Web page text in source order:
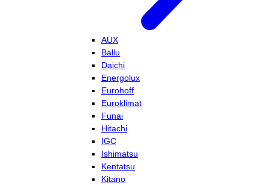
AUX
Ballu
Daichi
Energolux
Eurohoff
Euroklimat
Funai
Hitachi
IGC
Ishimatsu
Kentatsu
Kitano